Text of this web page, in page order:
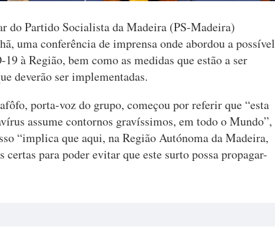
do Partido Socialista da Madeira (PS-Madeira)
uma conferência de imprensa onde abordou a possível
à Região, bem como as medidas que estão a ser
deverão ser implementadas.
porta-voz do grupo, começou por referir que “esta
assume contornos gravíssimos, em todo o Mundo”,
“implica que aqui, na Região Autónoma da Madeira,
certas para poder evitar que este surto possa propagar-